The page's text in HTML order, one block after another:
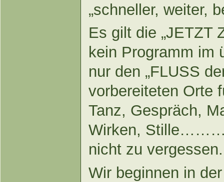
„schneller, weiter,
Es gilt die „JETZT
kein Programm im
nur den „FLUSS
vorbereiteten Orte
Tanz, Gespräch,
Wirken,
nicht zu vergessen.
Wir beginnen in